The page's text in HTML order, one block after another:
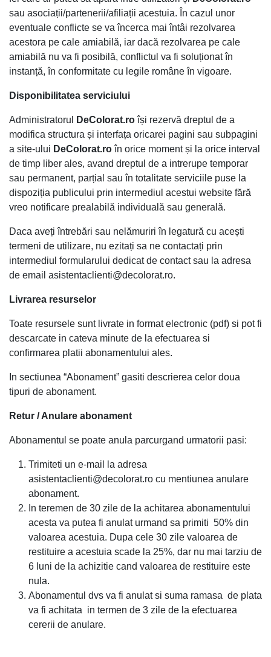
sau asociații/partenerii/afiliații acestuia. În cazul unor
eventuale conflicte se va încerca mai întâi rezolvarea
acestora pe cale amiabilă, iar dacă rezolvarea pe cale
amiabilă nu va fi posibilă, conflictul va fi soluționat în
instanță, în conformitate cu legile române în vigoare.
Disponibilitatea serviciului
Administratorul DeColorat.roîși rezervă dreptul de a
modifica structura și interfața oricarei pagini sau subpagini
a site-ului DeColorat.roîn orice moment și la orice interval
de timp liber ales, avand dreptul de a intrerupe temporar
sau permanent, parțial sau în totalitate serviciile puse la
dispoziția publicului prin intermediul acestui website fără
vreo notificare prealabilă individuală sau generală.
Daca aveți întrebări sau nelămuriri în legatură cu acești
termeni de utilizare, nu ezitați sa ne contactați prin
intermediul formularului dedicat de contact sau la adresa
de email asistentaclienti@decolorat.ro.
Livrarea resurselor
Toate resursele sunt livrate in format electronic (pdf) si pot fi
descarcate in cateva minute de la efectuarea si
confirmarea platii abonamentului ales.
In sectiunea “Abonament” gasiti descrierea celor doua
tipuri de abonament.
Retur / Anulare abonament
Abonamentul se poate anula parcurgand urmatorii pasi:
Trimiteti un e-mail la adresa
asistentaclienti@decolorat.ro cu mentiunea anulare
abonament.
In teremen de 30 zile de la achitarea abonamentului
acesta va putea fi anulat urmand sa primiti 50% din
valoarea acestuia. Dupa cele 30 zile valoarea de
restituire a acestuia scade la 25%, dar nu mai tarziu de
6 luni de la achizitie cand valoarea de restituire este
nula.
Abonamentul dvs va fi anulat si suma ramasa de plata
va fi achitata in termen de 3 zile de la efectuarea
cererii de anulare.